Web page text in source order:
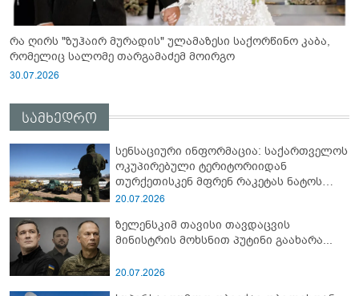
რა ღირს "ზუჰაირ მურადის" ულამაზესი საქორწინო კაბა,
რომელიც სალომე თარგამაძემ მოირგო
30.07.2026
სამხედრო
სენსაციური ინფორმაცია: საქართველოს
ოკუპირებული ტერიტორიიდან
თურქეთისკენ მფრენ რაკეტას ნატოს
სამიტი კინაღამ ჩაუშლია
20.07.2026
ზელენსკიმ თავისი თავდაცვის
მინისტრის მოხსნით პუტინი გაახარა...
20.07.2026